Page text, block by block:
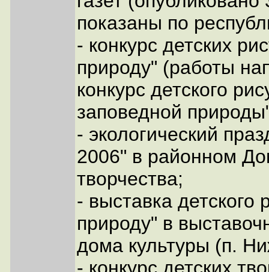
показаны по
- конкурс детских
природу" (работы
конкурс детского
заповедной
- экологический
2006" в районном
творчества;
- выставка детского
природу" в
дома культуры (п.